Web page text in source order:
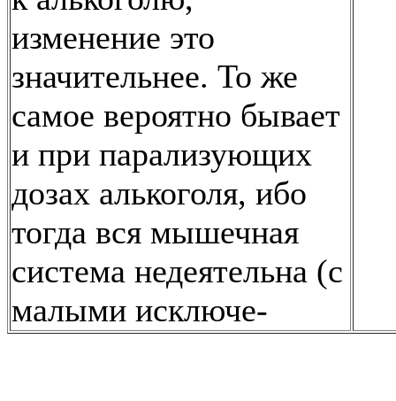
изменение это
значительнее. То же
самое вероятно бывает
и при парализующих
дозах алькоголя, ибо
тогда вся мышечная
система недеятельна (с
малыми исключе-